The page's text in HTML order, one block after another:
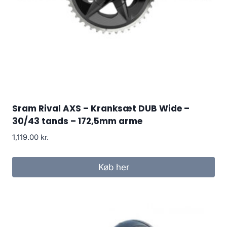
Sram Rival AXS – Kranksæt DUB Wide –
30/43 tands – 172,5mm arme
1,119.00 kr.
Køb her